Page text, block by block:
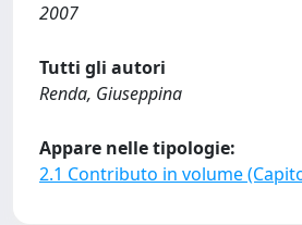
2007
Tutti gli autori
Renda, Giuseppina
Appare nelle tipologie:
2.1 Contributo in volume